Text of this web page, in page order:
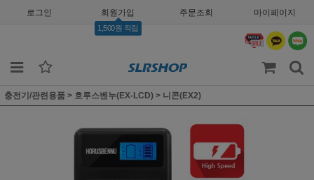
로그인 회원가입
1,500원 적립
주문조회 마이페이지
충전기/관련용품 > 호루스벤누(EX-LCD) > 니콘(EX2)